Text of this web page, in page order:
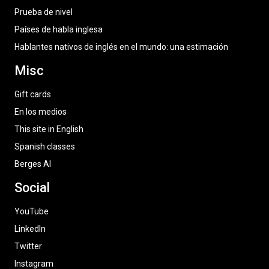
Prueba de nivel
Países de habla inglesa
Hablantes nativos de inglés en el mundo: una estimación
Misc
Gift cards
En los medios
This site in English
Spanish classes
Berges AI
Social
YouTube
LinkedIn
Twitter
Instagram